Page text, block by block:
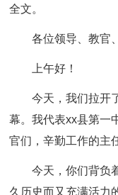
全文。
各位领导、教官
上午好！
今天，我们拉开
幕。我代表xx县第一
官们，辛勤工作的主
今天，你们背负
久历史而又充满活力